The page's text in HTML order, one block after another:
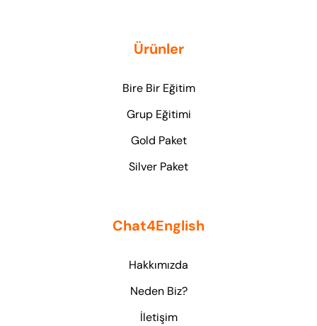
Ürünler
Bire Bir Eğitim
Grup Eğitimi
Gold Paket
Silver Paket
Chat4English
Hakkımızda
Neden Biz?
İletişim